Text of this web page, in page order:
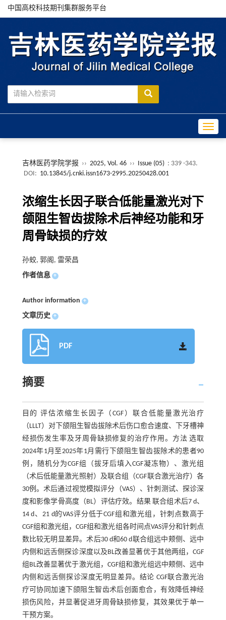
中国高校科技期刊集群服务平台
吉林医药学院学报 ›› 2025, Vol. 46 ›› Issue (05) : 339 -343.
DOI: 10.13845/j.cnki.issn1673-2995.20250428.001
浓缩生长因子联合低能量激光对下
颌阻生智齿拔除术后神经功能和牙
周骨缺损的疗效
孙蛟, 郭阁, 雷荣昌
作者信息 +
Author information +
文章历史 +
PDF
摘要
目的 评估浓缩生长因子（CGF）联合低能量激光治疗
（LLLT）对下颌阻生智齿拔除术后伤口愈合速度、下牙槽神
经损伤发生率及牙周骨缺损修复的治疗作用。方法 选取
2024年1月至2025年1月需行下颌阻生智齿拔除术的患者90
例，随机分为CGF组（拔牙后填入CGF凝冻物）、激光组
（术后低能量激光照射）及联合组（CGF联合激光治疗）各
30例。术后通过视觉模拟评分（VAS）、针刺测试、探诊深
度和影像学骨高度（BL）评估疗效。结果 联合组术后7 d、
14 d、21 d的VAS评分低于CGF组和激光组，针刺点数高于
CGF组和激光组，CGF组和激光组各时间点VAS评分和针刺点
数比较无明显差异。术后30 d和60 d联合组远中颊侧、远中
内侧和远舌侧探诊深度以及BL改善显著优于其他两组，CGF
组BL改善显著优于激光组，CGF组和激光组远中颊侧、远中
内侧和远舌侧探诊深度无明显差异。结论 CGF联合激光治
疗可协同加速下颌阻生智齿术后创面愈合，有效降低神经
损伤风险，并显著促进牙周骨缺损修复，其效果优于单一
干预方案。